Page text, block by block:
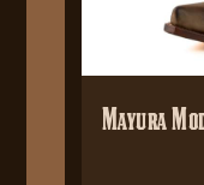
Mayura